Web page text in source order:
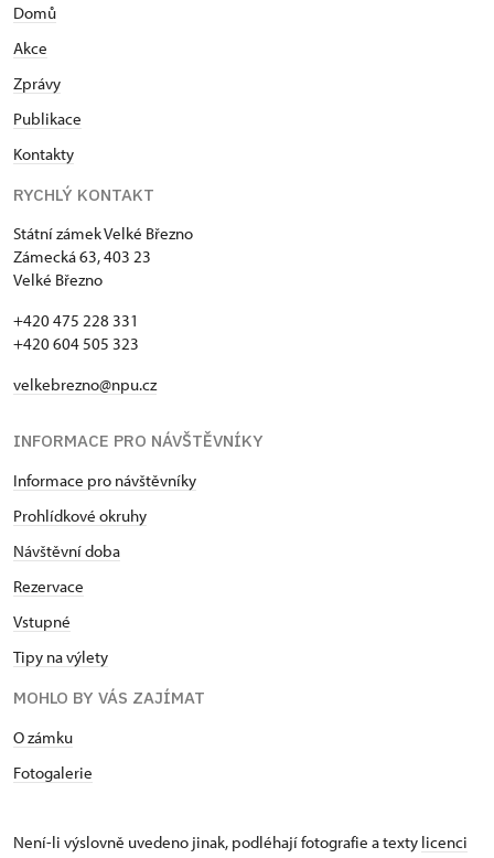
Domů
Akce
Zprávy
Publikace
Kontakty
RYCHLÝ KONTAKT
Státní zámek Velké Březno
Zámecká 63, 403 23
Velké Březno
+420 475 228 331
+420 604 505 323
velkebrezno@npu.cz
INFORMACE PRO NÁVŠTĚVNÍKY
Informace pro návštěvníky
Prohlídkové okruhy
Návštěvní doba
Rezervace
Vstupné
Tipy na výlety
MOHLO BY VÁS ZAJÍMAT
O zámku
Fotogalerie
Není-li výslovně uvedeno jinak, podléhají fotografie a texty licenci